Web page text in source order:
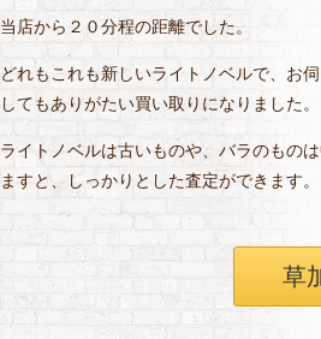
当店から２０分程の距離でした。
どれもこれも新しいライトノベルで、お
してもありがたい買い取りになりました。
ライトノベルは古いものや、バラのもの
ますと、しっかりとした査定ができます。
草